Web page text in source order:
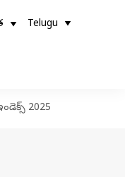
Telugu
2025